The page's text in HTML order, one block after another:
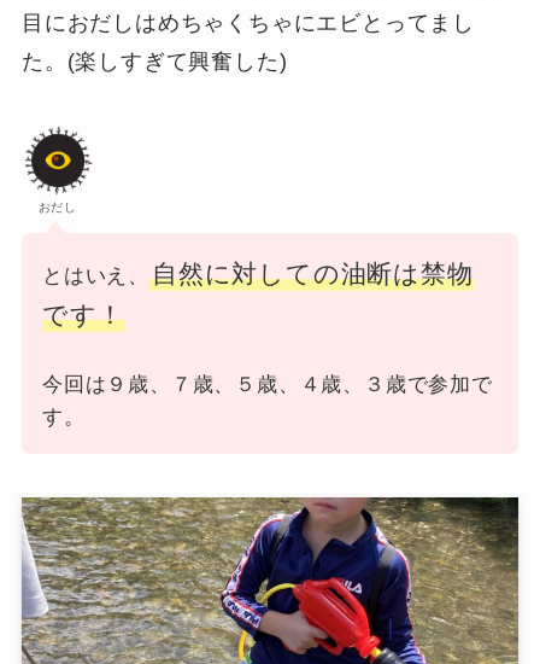
目におだしはめちゃくちゃにエビとってまし
た。(楽しすぎて興奮した)
おだし
とはいえ、
自然に対しての油断は禁物
です！
今回は９歳、７歳、５歳、４歳、３歳で参加で
す。